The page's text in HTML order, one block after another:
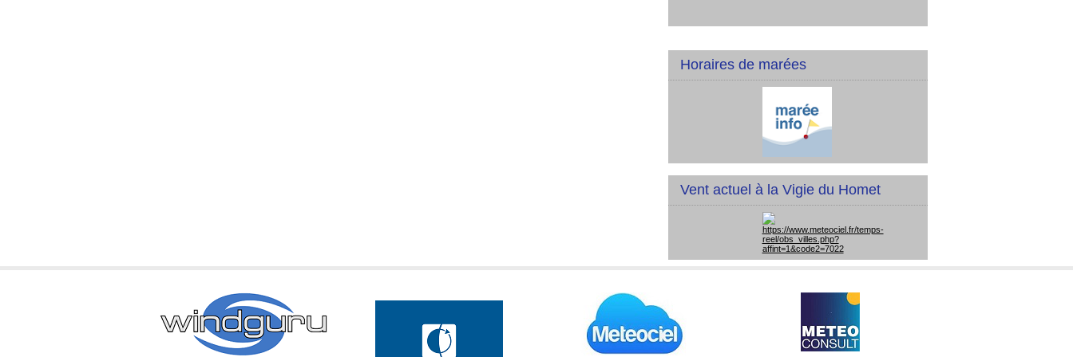
Horaires de marées
Vent actuel à la Vigie du Homet